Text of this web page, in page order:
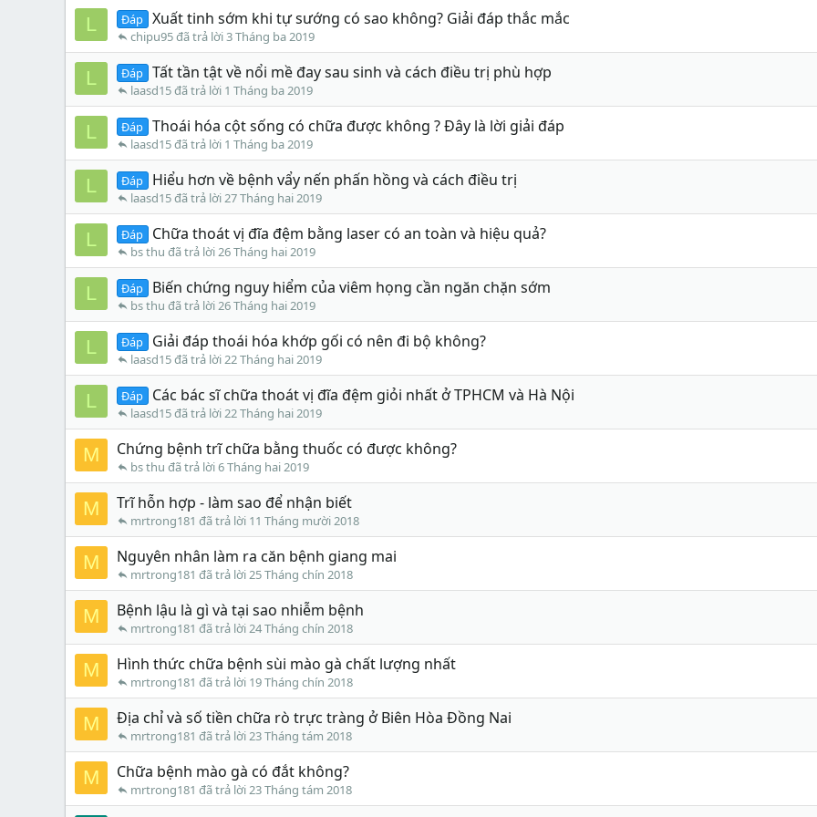
L Đáp Xuất tinh sớm khi tự sướng có sao không? Giải đáp thắc mắc
3 Tháng ba 2019
chipu95
L Đáp Tất tần tật về nổi mề đay sau sinh và cách điều trị phù hợp
1 Tháng ba 2019
laasd15
L Đáp Thoái hóa cột sống có chữa được không ? Đây là lời giải đáp
1 Tháng ba 2019
laasd15
L Đáp Hiểu hơn về bệnh vẩy nến phấn hồng và cách điều trị
27 Tháng hai 2019
laasd15
L Đáp Chữa thoát vị đĩa đệm bằng laser có an toàn và hiệu quả?
26 Tháng hai 2019
bs thu
L Đáp Biến chứng nguy hiểm của viêm họng cần ngăn chặn sớm
26 Tháng hai 2019
bs thu
L Đáp Giải đáp thoái hóa khớp gối có nên đi bộ không?
22 Tháng hai 2019
laasd15
L Đáp Các bác sĩ chữa thoát vị đĩa đệm giỏi nhất ở TPHCM và Hà Nội
22 Tháng hai 2019
laasd15
M Chứng bệnh trĩ chữa bằng thuốc có được không?
6 Tháng hai 2019
bs thu
M Trĩ hỗn hợp - làm sao để nhận biết
11 Tháng mười 2018
mrtrong181
M Nguyên nhân làm ra căn bệnh giang mai
25 Tháng chín 2018
mrtrong181
M Bệnh lậu là gì và tại sao nhiễm bệnh
24 Tháng chín 2018
mrtrong181
M Hình thức chữa bệnh sùi mào gà chất lượng nhất
19 Tháng chín 2018
mrtrong181
M Địa chỉ và số tiền chữa rò trực tràng ở Biên Hòa Đồng Nai
23 Tháng tám 2018
mrtrong181
M Chữa bệnh mào gà có đắt không?
23 Tháng tám 2018
mrtrong181